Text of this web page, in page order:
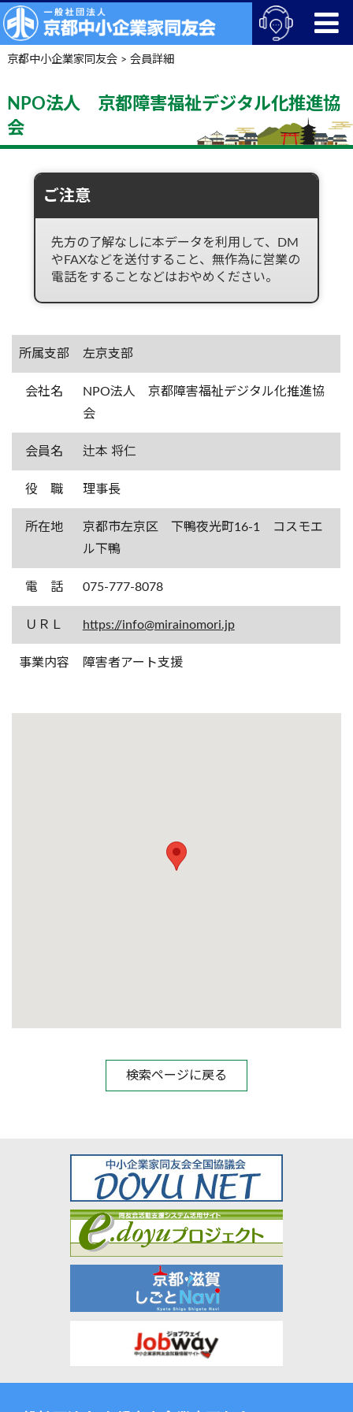
京都中小企業家同友会> 会員詳細
NPO法人 京都障害福祉デジタル化推進協
会
ご注意
先方の了解なしに本データを利用して、DM
やFAXなどを送付すること、無作為に営業の
電話をすることなどはおやめください。
所属支部 左京支部
会社名
NPO法人 京都障害福祉デジタル化推進協
会
会員名 辻本 将仁
役 職 理事長
所在地
京都市左京区 下鴨夜光町16-1 コスモエ
ル下鴨
電 話 075-777-8078
ＵＲＬ https://info@mirainomori.jp
事業内容 障害者アート支援
検索ページに戻る